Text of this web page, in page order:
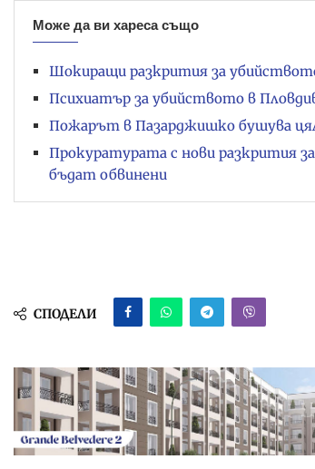
Може да ви хареса също
Шокиращи разкрития за
Психиатър за убийството в
Пожарът в Пазарджишко бушува
Прокуратурата с нови разкрития
бъдат обвинени
СПОДЕЛИ